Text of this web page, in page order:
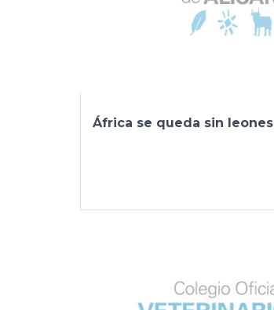
África se queda sin leones